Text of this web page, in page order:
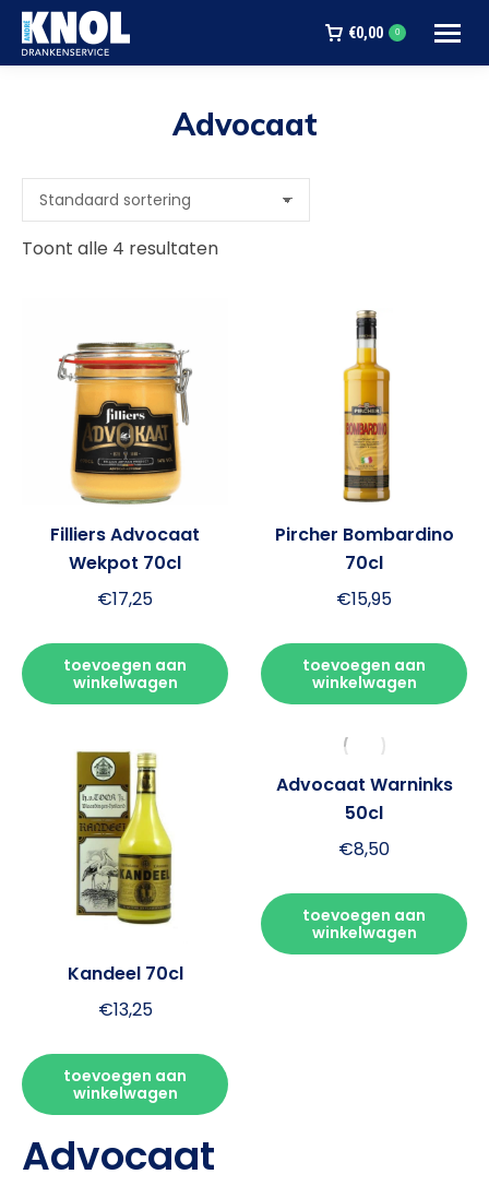
€0,00 0
Advocaat
Toont alle 4 resultaten
Filliers Advocaat
Wekpot 70cl
€17,25
toevoegen aan
winkelwagen
Pircher Bombardino
70cl
€15,95
toevoegen aan
winkelwagen
Kandeel 70cl
€13,25
toevoegen aan
winkelwagen
Advocaat Warninks
50cl
€8,50
toevoegen aan
winkelwagen
Advocaat